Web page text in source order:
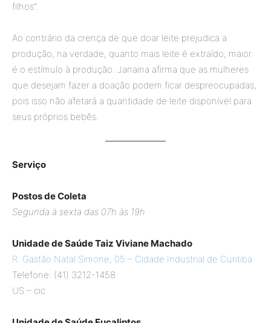
filhos”.
Ao contrário da crença de que doar leite prejudica a
produção, na verdade, quanto mais leite é extraído, maior
é o estímulo à produção. Janaina afirma que as mulheres
que desejam fazer a doação podem ficar despreocupadas,
pois isso não afetará a quantidade de leite disponível para
seus próprios bebês.
Serviço
Postos de Coleta
Segunda à sexta das 07h às 19h
Unidade de Saúde Taiz Viviane Machado
R. Gastão Natal Simone, 05 – Cidade Industrial de Curitiba
Telefone: (41) 3212-1458
US – cic